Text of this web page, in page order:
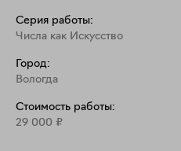
Серия работы:
Числа как Искусство
Город:
Вологда
Стоимость работы:
29 000 ₽